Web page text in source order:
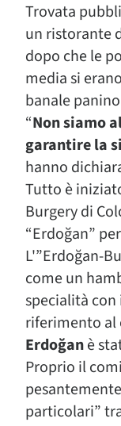
Trovata
un ristorante
dopo che le
media si
banale
“Non siamo
garantire la
hanno
Tutto è
Burgery di
“Erdoğan”
L'”Erdoğan-
come un
specialità
riferimento al
Erdoğanè
Proprio il
particolari”